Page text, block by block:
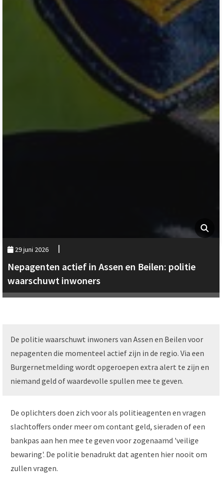
29 juni 2026
Nepagenten actief in Assen en Beilen: politie
waarschuwt inwoners
De politie waarschuwt inwoners van Assen en Beilen voor
nepagenten die momenteel actief zijn in de regio. Via een
Burgernetmelding wordt opgeroepen extra alert te zijn en
niemand geld of waardevolle spullen mee te geven.
De oplichters doen zich voor als politieagenten en vragen
slachtoffers onder meer om contant geld, sieraden of een
bankpas aan hen mee te geven voor zogenaamd 'veilige
bewaring'. De politie benadrukt dat agenten hier nooit om
zullen vragen.